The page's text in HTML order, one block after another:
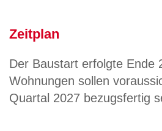
Zeitplan
Der Baustart erfolgte Ende
Wohnungen sollen
Quartal 2027 bezugsfertig